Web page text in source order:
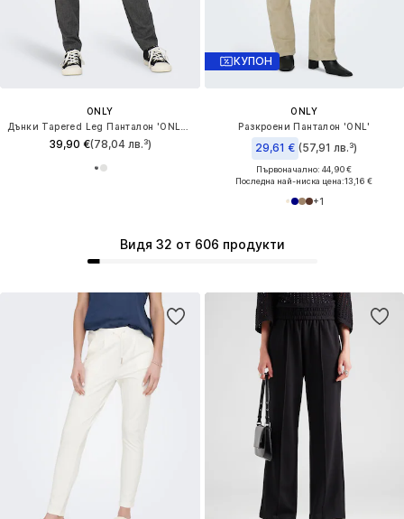
ONLY
39,90 €(78,04 лв.³)
КУПОН
ONLY
Разкроени Панталон 'ONL'
29,61 € (57,91 лв.³)
Първоначално: 44,90 €
Последна най-ниска цена:13,16 €
+1
Видя 32 от 606 продукти